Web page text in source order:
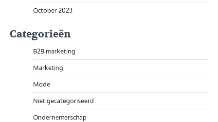
October 2023
Categorieën
B2B marketing
Marketing
Mode
Niet gecategoriseerd
Ondernemerschap